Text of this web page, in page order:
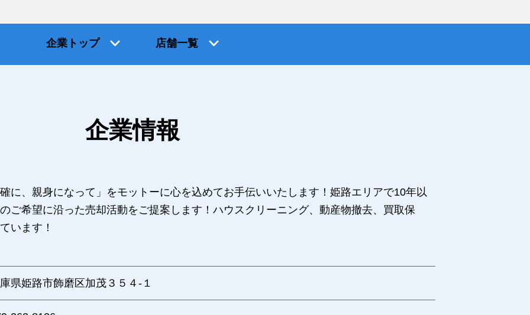
企業トップ 店舗一覧
企業情報
に、親身になって」をモットーに心を込めてお手伝いいたします！姫路エリアで10年以
ご希望に沿った売却活動をご提案します！ハウスクリーニング、動産物撤去、買取保
います！
県姫路市飾磨区加茂３５４‐１